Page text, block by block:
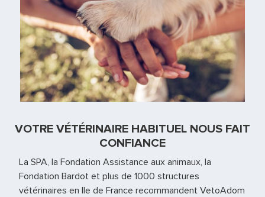
VOTRE VÉTÉRINAIRE HABITUEL NOUS FAIT
CONFIANCE
La SPA, la Fondation Assistance aux animaux, la
Fondation Bardot et plus de 1000 structures
vétérinaires en Ile de France recommandent VetoAdom